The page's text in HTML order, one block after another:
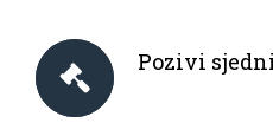
Pozivi